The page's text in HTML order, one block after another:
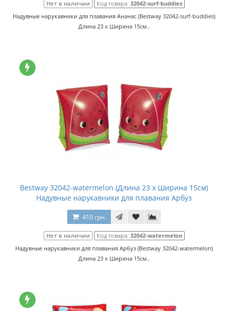
Нет в наличии Код товара: 32042-surf-buddies
Надувные нарукавники для плавания Ананас (Bestway 32042-surf-buddies)
Длина 23 x Ширина 15см..
Bestway 32042-watermelon (Длина 23 x Ширина 15см)
Надувные нарукавники для плавания Арбуз
410 грн.
Нет в наличии Код товара: 32042-watermelon
Надувные нарукавники для плавания Арбуз (Bestway 32042-watermelon)
Длина 23 x Ширина 15см..